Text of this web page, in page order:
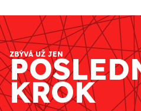
ZBÝVÁ UŽ JEN
KROK